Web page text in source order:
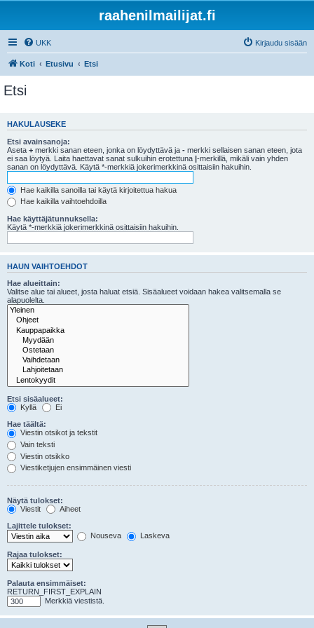
raahenilmailijat.fi
UKK Kirjaudu sisään
Koti Etusivu Etsi
Etsi
HAKULAUSEKE
Etsi avainsanoja:
Aseta + merkki sanan eteen, jonka on löydyttävä ja - merkki sellaisen sanan eteen, jota
ei saa löytyä. Laita haettavat sanat sulkuihin erotettuna |-merkillä, mikäli vain yhden
sanan on löydyttävä. Käytä *-merkkiä jokerimerkkinä osittaisiin hakuihin.
Hae kaikilla sanoilla tai käytä kirjoitettua hakua
Hae kaikilla vaihtoehdoilla
Hae käyttäjätunnuksella:
Käytä *-merkkiä jokerimerkkinä osittaisiin hakuihin.
HAUN VAIHTOEHDOT
Hae alueittain:
Valitse alue tai alueet, josta haluat etsiä. Sisäalueet voidaan hakea valitsemalla se
alapuolelta.
Etsi sisäalueet:
Kyllä
Ei
Hae täältä:
Viestin otsikot ja tekstit
Vain teksti
Viestin otsikko
Viestiketjujen ensimmäinen viesti
Näytä tulokset:
Viestit
Aiheet
Lajittele tulokset:
Nouseva
Laskeva
Rajaa tulokset:
Palauta ensimmäiset:
RETURN_FIRST_EXPLAIN
Merkkiä viestistä.